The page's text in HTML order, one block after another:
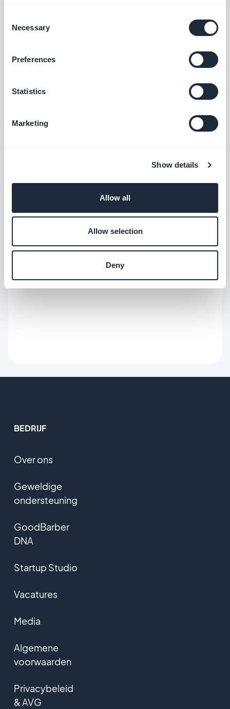
Selection
Necessary
Preferences
Statistics
Marketing
Show details
Allow all
Allow selection
Deny
vorm aan de stem van het merk en aan de
zichtbaarheid ervan: de verhalen die we
steeds vaker — hoe ze opduiken in AI-
antwoorden. Verhalenverteller in hart en nieren,
maak ik onze no-code app builder elke dag
makkelijk te vinden en onmogelijk te vergeten.
BEDRIJF
Over ons
Geweldige
ondersteuning
GoodBarber
DNA
Startup Studio
Vacatures
Media
Algemene
voorwaarden
Privacybeleid
& AVG